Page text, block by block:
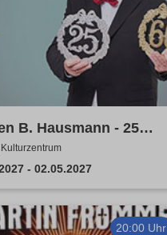
B. Hausmann - 25
- Dat is e Ding!
- 02.05.2027
20:00 Uhr